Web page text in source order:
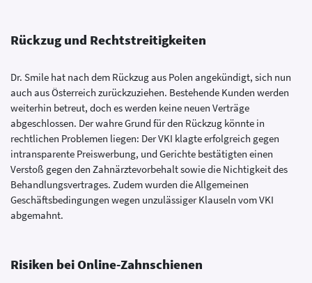
Rückzug und Rechtstreitigkeiten
Dr. Smile hat nach dem Rückzug aus Polen angekündigt, sich nun
auch aus Österreich zurückzuziehen. Bestehende Kunden werden
weiterhin betreut, doch es werden keine neuen Verträge
abgeschlossen. Der wahre Grund für den Rückzug könnte in
rechtlichen Problemen liegen: Der VKI klagte erfolgreich gegen
intransparente Preiswerbung, und Gerichte bestätigten einen
Verstoß gegen den Zahnärztevorbehalt sowie die Nichtigkeit des
Behandlungsvertrages. Zudem wurden die Allgemeinen
Geschäftsbedingungen wegen unzulässiger Klauseln vom VKI
abgemahnt.
Risiken bei Online-Zahnschienen